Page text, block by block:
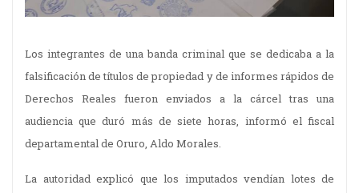
Los integrantes de una banda criminal que se dedicaba a la
falsificación de títulos de propiedad y de informes rápidos de
Derechos Reales fueron enviados a la cárcel tras una
audiencia que duró más de siete horas, informó el fiscal
departamental de Oruro, Aldo Morales.
La autoridad explicó que los imputados vendían lotes de